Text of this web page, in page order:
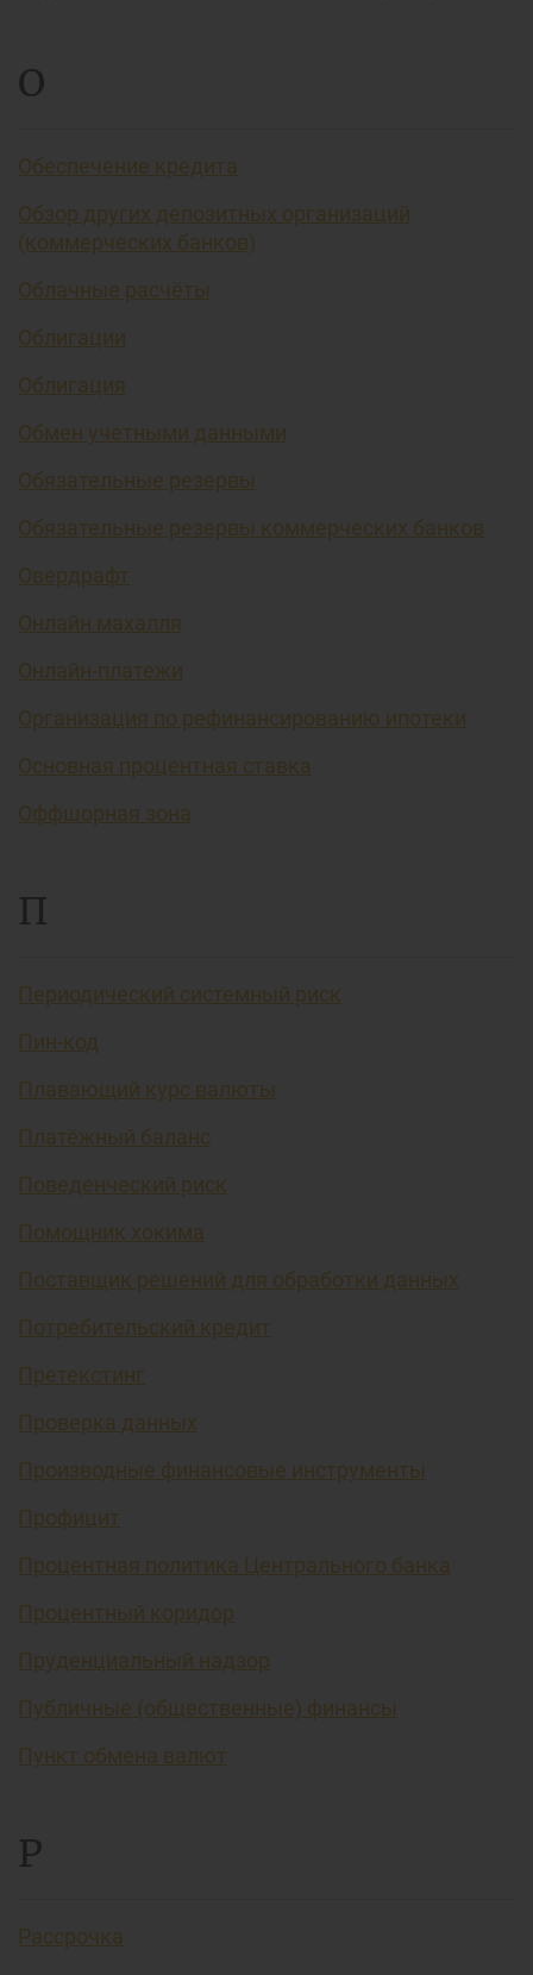
О
Обеспечение кредита
Обзор других депозитных организаций
(коммерческих банков)
Облачные расчёты
Облигации
Облигация
Обмен учетными данными
Обязательные резервы
Обязательные резервы коммерческих банков
Овердрафт
Онлайн махалля
Онлайн-платежи
Организация по рефинансированию ипотеки
Основная процентная ставка
Оффшорная зона
П
Периодический системный риск
Пин-код
Плавающий курс валюты
Платёжный баланс
Поведенческий риск
Помощник хокима
Поставщик решений для обработки данных
Потребительский кредит
Претекстинг
Проверка данных
Производные финансовые инструменты
Профицит
Процентная политика Центрального банка
Процентный коридор
Пруденциальный надзор
Публичные (общественные) финансы
Пункт обмена валют
Р
Рассрочка